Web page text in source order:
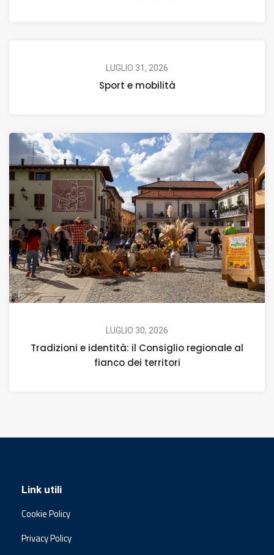
LUGLIO 31, 2026
Sport e mobilità
LUGLIO 30, 2026
Tradizioni e identità: il Consiglio regionale al
fianco dei territori
Link utili
Cookie Policy
Privacy Policy